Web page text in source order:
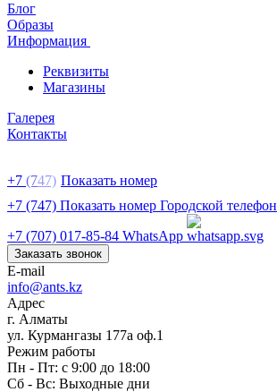
Блог
Образы
Информация
Реквизиты
Магазины
Галерея
Контакты
+7 (747) Показать номер
+7 (747) Показать номер Городской телефон
+7 (707) 017-85-84 WhatsApp
Заказать звонок
E-mail
info@ants.kz
Адрес
г. Алматы
ул. Курмангазы 177а оф.1
Режим работы
Пн - Пт: с 9:00 до 18:00
Сб - Вс: Выходные дни